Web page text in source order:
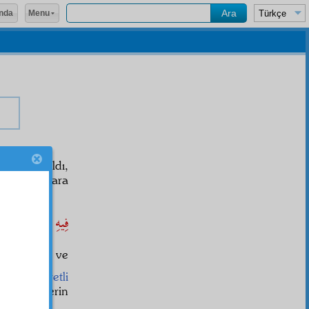
derhal ayıldı,
niçin onlara
ine ve
kesretli
lerin
Menu